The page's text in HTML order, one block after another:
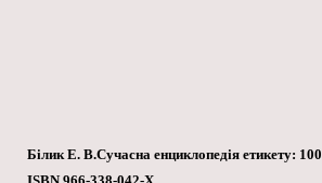
Білик Е. В.Сучасна енциклопедія етикету: